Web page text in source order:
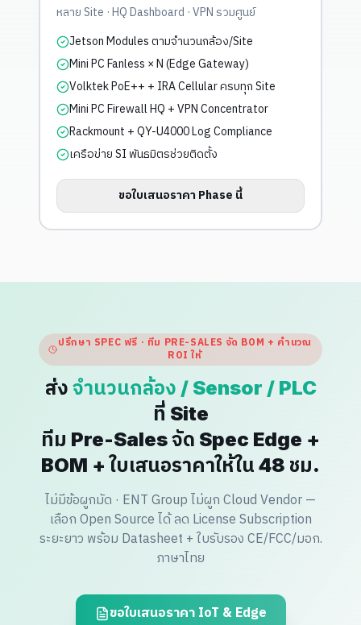
หลาย Site · HQ Dashboard · VPN รวมศูนย์
Jetson Modules ตามจำนวนกล้อง/Site
Mini PC Fanless × N (Edge Gateway)
Volktek PoE++ + IRA Cellular ครบทุก Site
Mini PC Firewall HQ + VPN Concentrator
Rackmount + QY-U4000 Log Compliance
เครือข่าย SI พันธมิตรช่วยติดตั้ง
ขอใบเสนอราคา Phase นี้
ปรึกษา SPEC ฟรี · ทีม PRE-SALES จัด BOM + คำนวณ
ROI ให้
ส่ง จำนวนกล้อง / Sensor / PLC
ที่ Site
ทีม Pre-Sales จัด Spec Edge +
BOM + ใบเสนอราคาให้ใน 48 ชม.
ไม่มีข้อผูกมัด · ENT Group ไม่ผูก Cloud Vendor —
เลือก Open Source ได้ ลด License Subscription
ระยะยาว พร้อม Datasheet + ใบรับรอง CE/FCC/มอก.
ภาษาไทย
ขอใบเสนอราคา IoT & Edge